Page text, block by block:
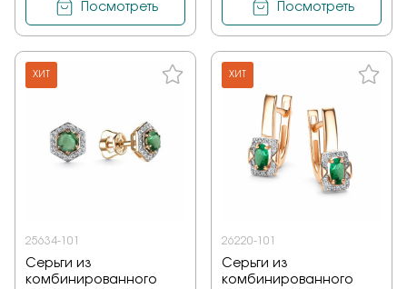
Посмотреть Посмотреть
ХИТ
25634-101
Серьги из
комбинированного
ХИТ
26220-101
Серьги из
комбинированного